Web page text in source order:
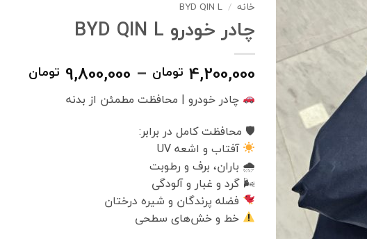
خانه /
BYD QIN L
چادر خودرو BYD QIN L
4,200,000 تومان –
9,800,000 تومان
چادر خودرو | محافظت مطمئن از بدنه
🛡 محافظت کامل در برابر:
آفتاب و اشعه UV
🌧 باران، برف و رطوبت
🌬 گرد و غبار و آلودگی
فضله پرندگان و شیره درختان
خط و خش‌های سطحی